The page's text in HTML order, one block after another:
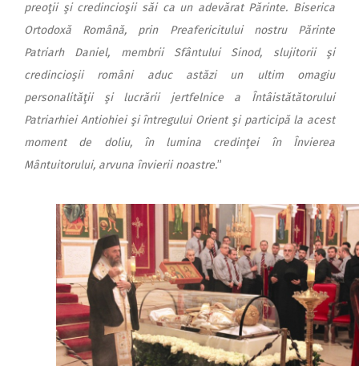
preoţii şi credincioşii săi ca un adevărat Părinte. Biserica
Ortodoxă Română, prin Preafericitului nostru Părinte
Patriarh Daniel, membrii Sfântului Sinod, slujitorii şi
credincioşii români aduc astăzi un ultim omagiu
personalităţii şi lucrării jertfelnice a Întâistătătorului
Patriarhiei Antiohiei şi întregului Orient şi participă la acest
moment de doliu, în lumina credinţei în Învierea
Mântuitorului, arvuna învierii noastre.”